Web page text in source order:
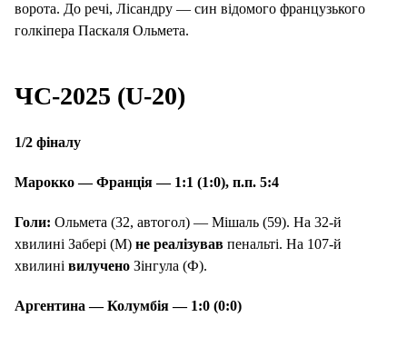
ворота. До речі, Лісандру — син відомого французького
голкіпера Паскаля Ольмета.
ЧС-2025 (U-20)
1/2 фіналу
Марокко — Франція — 1:1 (1:0), п.п. 5:4
Голи: Ольмета (32, автогол) — Мішаль (59). На 32-й
хвилині Забері (М) не реалізував пенальті. На 107-й
хвилині вилучено Зінгула (Ф).
Аргентина — Колумбія — 1:0 (0:0)